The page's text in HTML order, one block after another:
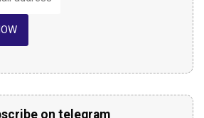
on telegram